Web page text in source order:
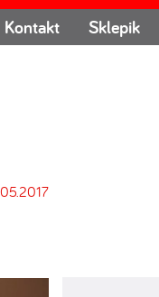
Kontakt Sklepik